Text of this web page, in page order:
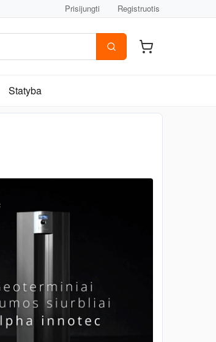
Prisijungti Registruotis
Statyba